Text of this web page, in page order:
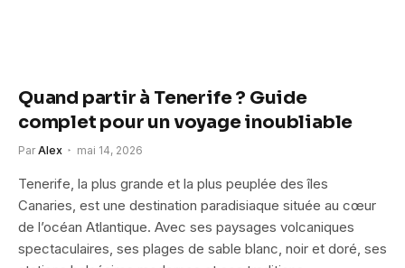
Quand partir à Tenerife ? Guide
complet pour un voyage inoubliable
Par Alex mai 14, 2026
Tenerife, la plus grande et la plus peuplée des îles
Canaries, est une destination paradisiaque située au cœur
de l’océan Atlantique. Avec ses paysages volcaniques
spectaculaires, ses plages de sable blanc, noir et doré, ses